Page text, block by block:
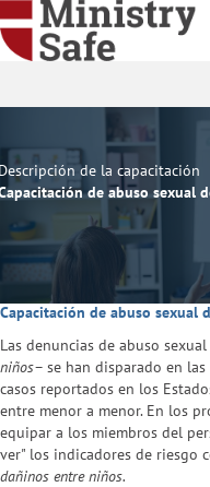
de la capacitación
de abuso sexual
Capacitación de abuso sexual
Las denuncias de abuso
niños– se han disparado en
casos reportados en los
entre menor a menor. En los
equipar a los miembros del
ver" los indicadores de riesgo
dañinos entre niños.